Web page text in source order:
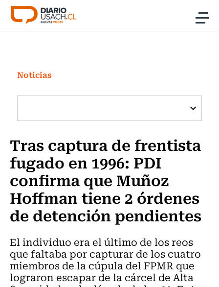
Click acá para ir directamente al contenido
Investigación
Cultura
Programas Radio y TV Usach
Noticias
Tras captura de frentista
fugado en 1996: PDI
confirma que Muñoz
Hoffman tiene 2 órdenes
de detención pendientes
El individuo era el último de los reos
que faltaba por capturar de los cuatro
miembros de la cúpula del FPMR que
lograron escapar de la cárcel de Alta